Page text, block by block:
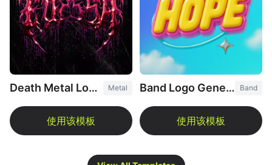
Death Metal Logo Generator Metal Band Logo Generator Band